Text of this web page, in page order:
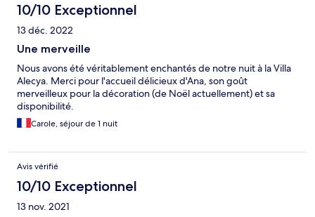
10/10 Exceptionnel
13 déc. 2022
Une merveille
Nous avons été véritablement enchantés de notre nuit à la Villa
Alecya. Merci pour l'accueil délicieux d'Ana, son goût
merveilleux pour la décoration (de Noël actuellement) et sa
disponibilité.
Carole, séjour de 1 nuit
Avis vérifié
10/10 Exceptionnel
13 nov. 2021